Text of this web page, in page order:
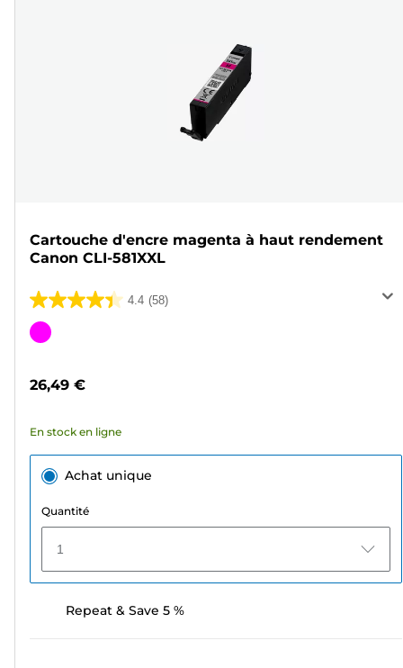
Cartouche d'encre magenta à haut rendement
Canon CLI-581XXL
4.4 (58)
4.4
sur
58
Cartouche
26,49 €
En stock en ligne
Achat unique
Quantité
1
Repeat & Save 5 %